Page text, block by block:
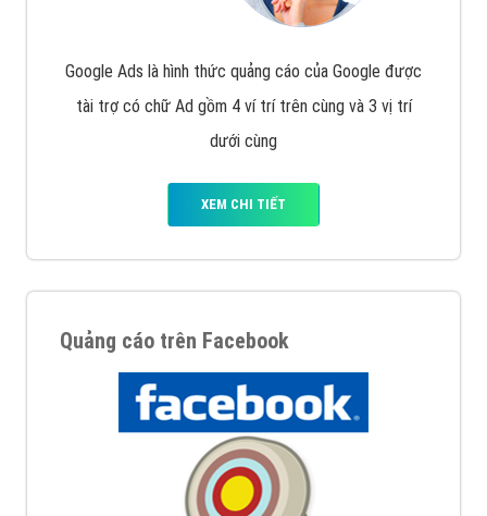
Google Ads là hình thức quảng cáo của Google được
tài trợ có chữ Ad gồm 4 ví trí trên cùng và 3 vị trí
dưới cùng
XEM CHI TIẾT
Quảng cáo trên Facebook